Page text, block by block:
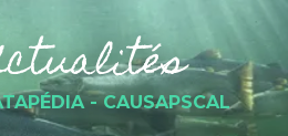
- CAUSAPSCAL